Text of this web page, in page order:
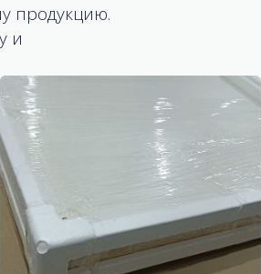
продукцию.
и